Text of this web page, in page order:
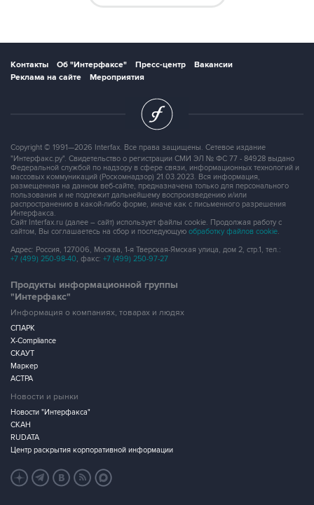
Контакты Об "Интерфаксе" Пресс-центр
Вакансии
Реклама на сайте
Мероприятия
Copyright © 1991—2026 Interfax. Все права защищены. Сетевое издание
"Интерфакс.ру". Свидетельство о регистрации СМИ ЭЛ № ФС 77 - 84928 выдано
Федеральной службой по надзору в сфере связи, информационных технологий и
массовых коммуникаций (Роскомнадзор) 21.03.2023. Вся информация,
размещенная на данном веб-сайте, предназначена только для персонального
пользования и не подлежит дальнейшему воспроизведению и/или
распространению в какой-либо форме, иначе как с письменного разрешения
Интерфакса.
Сайт Interfax.ru (далее – сайт) использует файлы cookie. Продолжая работу с
сайтом, Вы соглашаетесь на сбор и последующую обработку файлов cookie.
Адрес: Россия, 127006, Москва, 1-я Тверская-Ямская улица, дом 2, стр.1, тел.:
+7 (499) 250-98-40, факс: +7 (499) 250-97-27
Продукты информационной группы
"Интерфакс"
Информация о компаниях, товарах и людях
СПАРК
X-Compliance
СКАУТ
Маркер
АСТРА
Новости и рынки
Новости "Интерфакса"
СКАН
RUDATA
Центр раскрытия корпоративной информации